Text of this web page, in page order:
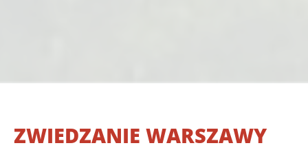
ZWIEDZANIE WARSZAWY